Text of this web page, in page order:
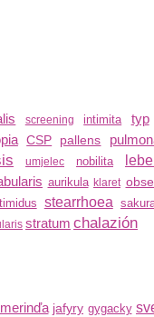
screening intimita typ
CSP pallens
umjelec nobilita
aurikula klaret
timidus stearrhoea
stratum chalazión
merinďa jafyry gygacky